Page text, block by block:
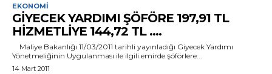
EKONOMI
GIYECEK YARDIMI ŞÖFÖRE 197,91 TL
HIZMETLIYE 144,72 TL ….
Maliye Bakanlığı 11/03/2011 tarihli yayınladığı Giyecek Yardımı
Yönetmeliğinin Uygulanması ile ilgili emirde şöförlere...
14 Mart 2011